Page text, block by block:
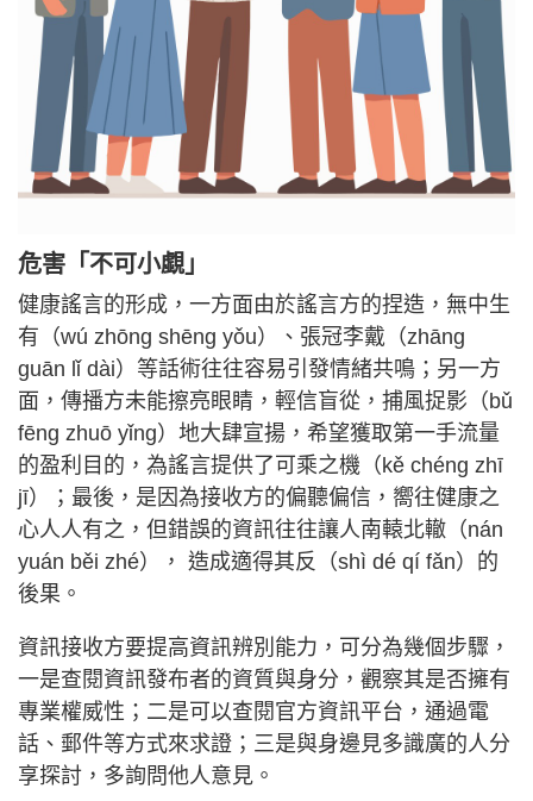
危害「不可小覷」
健康謠言的形成，一方面由於謠言方的捏造，無中生
有（wú zhōng shēng yǒu）、張冠李戴（zhāng
guān lǐ dài）等話術往往容易引發情緒共鳴；另一方
面，傳播方未能擦亮眼睛，輕信盲從，捕風捉影（bǔ
fēng zhuō yǐng）地大肆宣揚，希望獲取第一手流量
的盈利目的，為謠言提供了可乘之機（kě chéng zhī
jī）；最後，是因為接收方的偏聽偏信，嚮往健康之
心人人有之，但錯誤的資訊往往讓人南轅北轍（nán
yuán běi zhé）， 造成適得其反（shì dé qí fǎn）的
後果。
資訊接收方要提高資訊辨別能力，可分為幾個步驟，
一是查閱資訊發布者的資質與身分，觀察其是否擁有
專業權威性；二是可以查閱官方資訊平台，通過電
話、郵件等方式來求證；三是與身邊見多識廣的人分
享探討，多詢問他人意見。